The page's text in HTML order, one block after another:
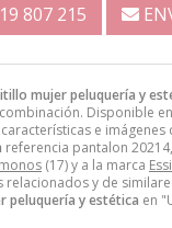
mujer peluquería y
Disponible en
e imágenes
referencia pantalon
(17) y a la marca
relacionados y de
peluquería y estética en
807 215